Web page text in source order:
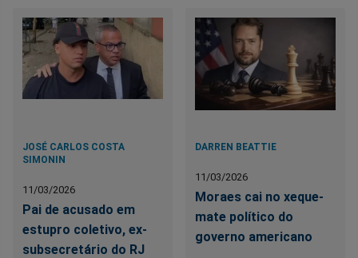
JOSÉ CARLOS COSTA
SIMONIN
11/03/2026
Pai de acusado em
estupro coletivo, ex-
subsecretário do RJ
DARREN BEATTIE
11/03/2026
Moraes cai no xeque-
mate político do
governo americano